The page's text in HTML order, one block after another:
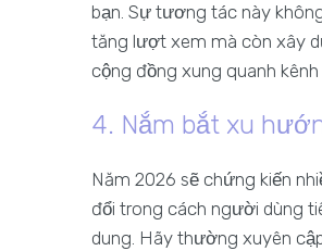
bạn. Sự tương tác này
tăng lượt xem mà còn xây
cộng đồng xung quanh kênh
4. Nắm bắt xu
Năm 2026 sẽ chứng kiến
đổi trong cách người dùng
dung. Hãy thường xuyên